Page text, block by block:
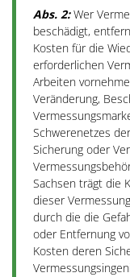
Abs. 2:Wer
beschädigt,
Kosten für die
erforderlichen
Arbeiten
Veränderung,
Schwerenetzes
Sicherung oder
Sachsen trägt die
dieser
durch die die
oder Entfernung
Kosten deren